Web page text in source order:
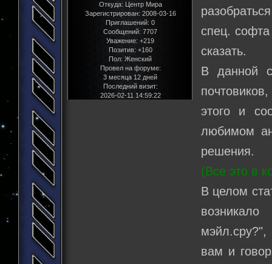
Откуда:Центр Мира
Зарегистрирован: 2008-03-16
Приглашений: 0
Сообщений: 7707
Уважение: +219
Позитив: +160
Пол:Женский
Провел на форуме:
3 месяца 12 дней
Последний визит:
2026-02-11 14:59:22
спец.
сказать.
В данной
этого и
любимом
решения.
(Все это в
В целом
вам и